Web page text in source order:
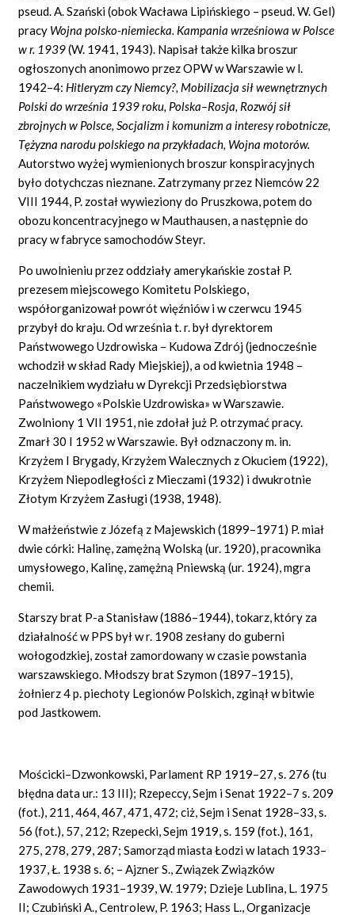
pseud. A. Szański (obok Wacława Lipińskiego – pseud. W.Gel)
pracy Wojna polsko-niemiecka. Kampania wrześniowa w Polsce
w r. 1939(W. 1941, 1943). Napisał także kilka broszur
ogłoszonych anonimowo przez OPW w Warszawie w l.
1942–4: Hitleryzm czy Niemcy?, Mobilizacja sił wewnętrznych
Polski do września 1939 roku, Polska–Rosja, Rozwój sił
zbrojnych w Polsce, Socjalizm i komunizm a interesy robotnicze,
Tężyzna narodu polskiego na przykładach, Wojna motorów.
Autorstwo wyżej wymienionych broszur konspiracyjnych
było dotychczas nieznane. Zatrzymany przez Niemców 22
VIII 1944, P. został wywieziony do Pruszkowa, potem do
obozu koncentracyjnego w Mauthausen, a następnie do
pracy w fabryce samochodów Steyr.
Po uwolnieniu przez oddziały amerykańskie został P.
prezesem miejscowego Komitetu Polskiego,
współorganizował powrót więźniów i w czerwcu 1945
przybył do kraju. Od września t. r. był dyrektorem
Państwowego Uzdrowiska – Kudowa Zdrój (jednocześnie
wchodził w skład Rady Miejskiej), a od kwietnia 1948 –
naczelnikiem wydziału w Dyrekcji Przedsiębiorstwa
Państwowego «Polskie Uzdrowiska»w Warszawie.
Zwolniony 1 VII 1951, nie zdołał już P. otrzymać pracy.
Zmarł 30 I 1952 w Warszawie. Był odznaczony m. in.
Krzyżem I Brygady, Krzyżem Walecznych z Okuciem (1922),
Krzyżem Niepodległości z Mieczami (1932) i dwukrotnie
Złotym Krzyżem Zasługi (1938, 1948).
W małżeństwie z Józefą z Majewskich (1899–1971) P. miał
dwie córki: Halinę, zamężną Wolską (ur. 1920), pracownika
umysłowego, Kalinę, zamężną Pniewską (ur. 1924), mgra
chemii.
Starszy brat P-a Stanisław (1886–1944), tokarz, który za
działalność w PPS był w r. 1908 zesłany do guberni
wołogodzkiej, został zamordowany w czasie powstania
warszawskiego. Młodszy brat Szymon (1897–1915),
żołnierz 4 p. piechoty Legionów Polskich, zginął w bitwie
pod Jastkowem.
Mościcki–Dzwonkowski, Parlament RP 1919–27, s. 276 (tu
błędna data ur.: 13 III); Rzepeccy, Sejm i Senat 1922–7 s. 209
(fot.), 211, 464, 467, 471, 472; ciż, Sejm i Senat 1928–33, s.
56 (fot.), 57, 212; Rzepecki, Sejm 1919, s. 159 (fot.), 161,
275, 278, 279, 287; Samorząd miasta Łodzi w latach 1933–
1937, Ł. 1938 s. 6; – Ajzner S., Związek Związków
Zawodowych 1931–1939, W. 1979; Dzieje Lublina, L. 1975
II; Czubiński A., Centrolew, P. 1963; Hass L., Organizacje